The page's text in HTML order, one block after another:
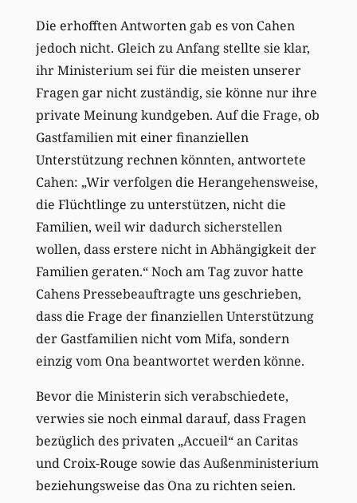
Die erhofften Antworten gab es von Cahen
jedoch nicht. Gleich zu Anfang stellte sie klar,
ihr Ministerium sei für die meisten unserer
Fragen gar nicht zuständig, sie könne nur ihre
private Meinung kundgeben. Auf die Frage, ob
Gastfamilien mit einer finanziellen
Unterstützung rechnen könnten, antwortete
Cahen: „Wir verfolgen die Herangehensweise,
die Flüchtlinge zu unterstützen, nicht die
Familien, weil wir dadurch sicherstellen
wollen, dass erstere nicht in Abhängigkeit der
Familien geraten.“ Noch am Tag zuvor hatte
Cahens Pressebeauftragte uns geschrieben,
dass die Frage der finanziellen Unterstützung
der Gastfamilien nicht vom Mifa, sondern
einzig vom Ona beantwortet werden könne.
Bevor die Ministerin sich verabschiedete,
verwies sie noch einmal darauf, dass Fragen
bezüglich des privaten „Accueil“ an Caritas
und Croix-Rouge sowie das Außenministerium
beziehungsweise das Ona zu richten seien.